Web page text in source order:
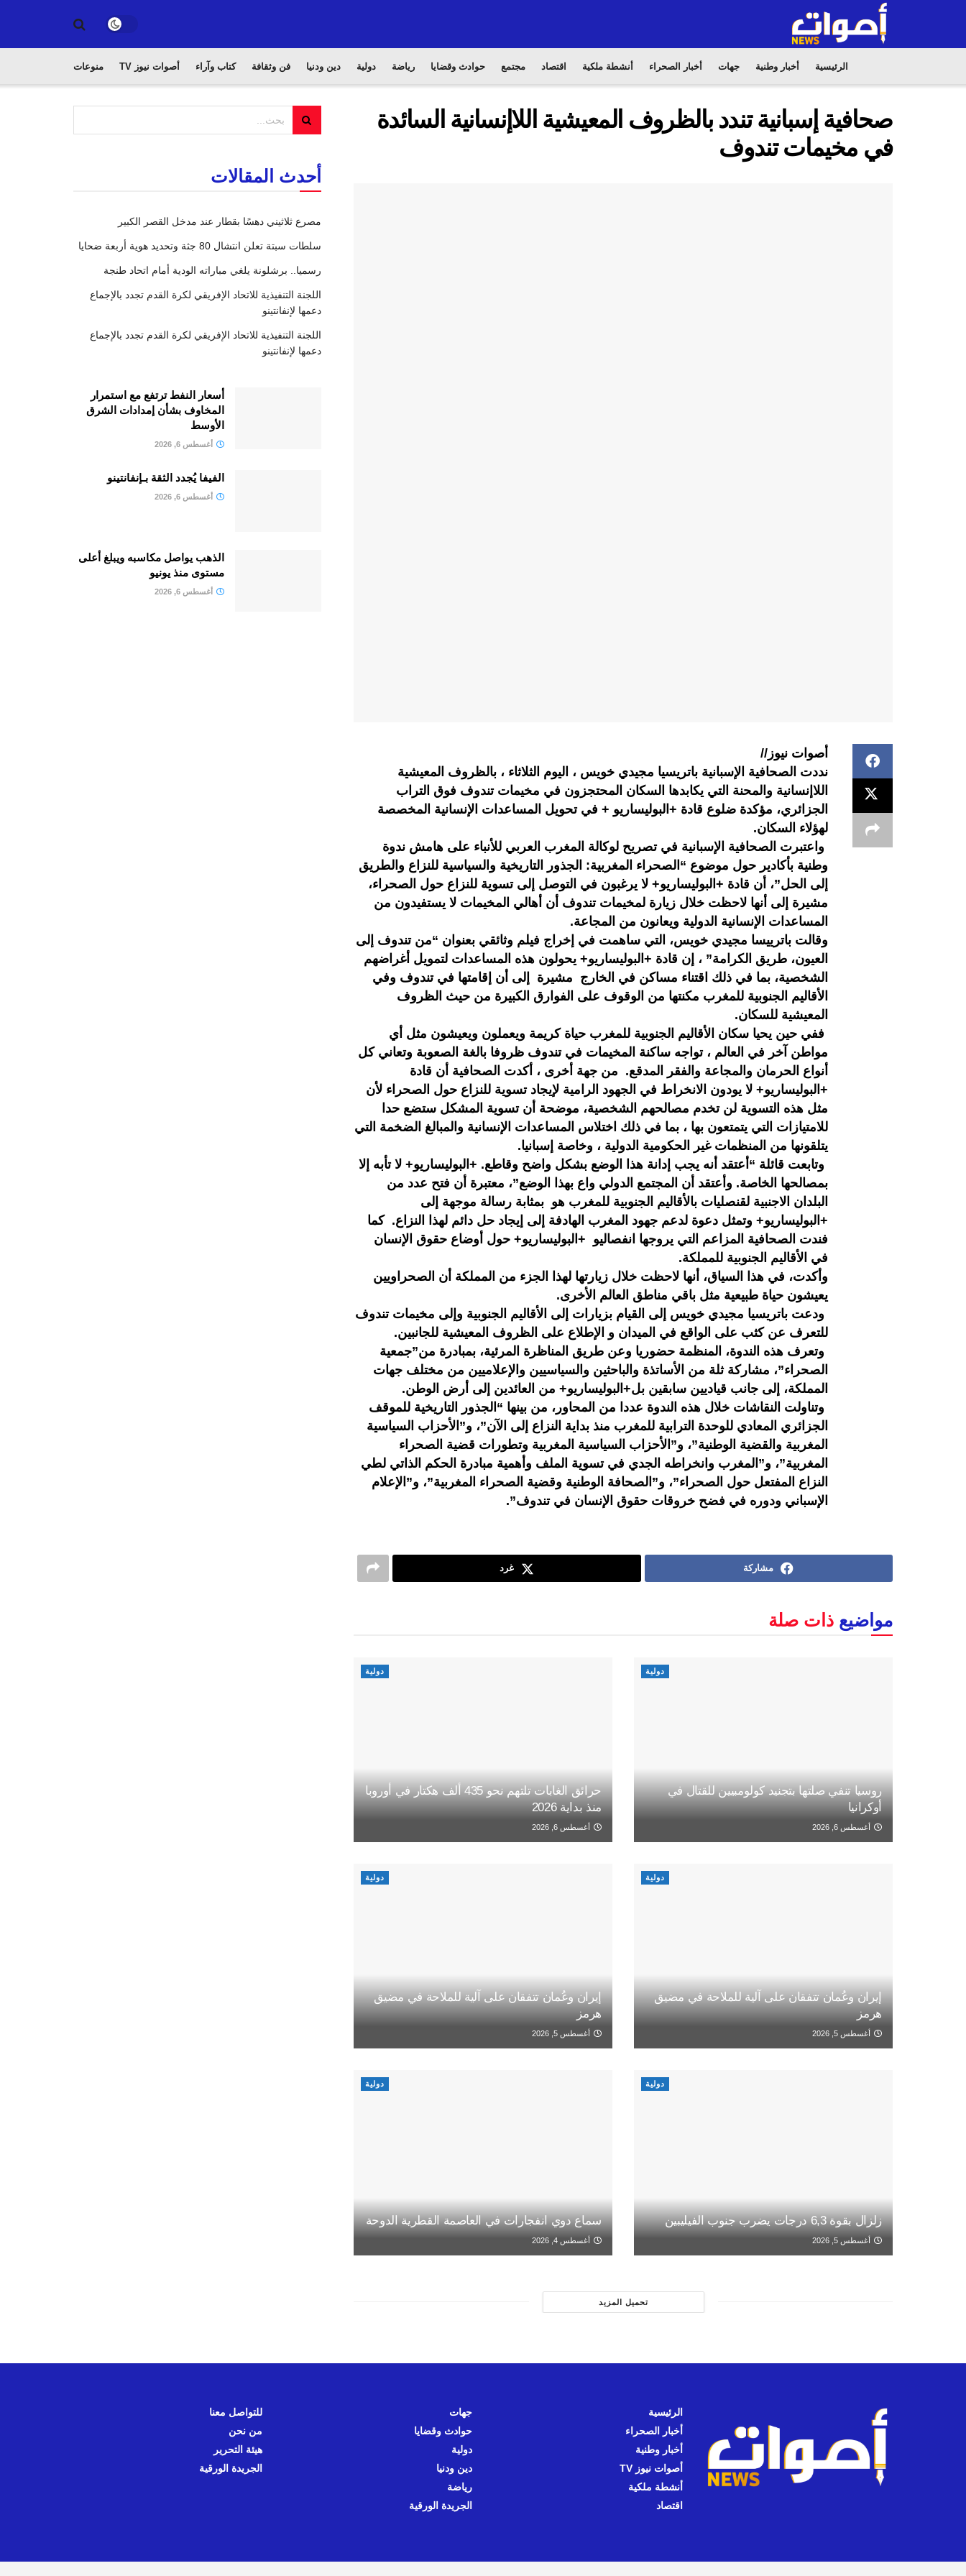
الرئيسية أخبار وطنية جهات أخبار الصحراء أنشطة ملكية اقتصاد مجتمع حوادث وقضايا رياضة دولية دين ودنيا فن وثقافة كتاب وآراء أصوات نيوز TV منوعات
صحافية إسبانية تندد بالظروف المعيشية اللاإنسانية السائدة
في مخيمات تندوف
أصوات نيوز//
نددت الصحافية الإسبانية باتريسيا مجيدي خويس ، اليوم الثلاثاء ، بالظروف المعيشية
اللاإنسانية والمحنة التي يكابدها السكان المحتجزون في مخيمات تندوف فوق التراب
الجزائري، مؤكدة ضلوع قادة +البوليساريو + في تحويل المساعدات الإنسانية المخصصة
لهؤلاء السكان.
واعتبرت الصحافية الإسبانية في تصريح لوكالة المغرب العربي للأنباء على هامش ندوة
وطنية بأكادير حول موضوع “الصحراء المغربية: الجذور التاريخية والسياسية للنزاع والطريق
إلى الحل”، أن قادة +البوليساريو+ لا يرغبون في التوصل إلى تسوية للنزاع حول الصحراء،
مشيرة إلى أنها لاحظت خلال زيارة لمخيمات تندوف أن أهالي المخيمات لا يستفيدون من
المساعدات الإنسانية الدولية ويعانون من المجاعة.
وقالت باترييسا مجيدي خويس، التي ساهمت في إخراج فيلم وثائقي بعنوان “من تندوف إلى
العيون، طريق الكرامة” ، إن قادة +البوليساريو+ يحولون هذه المساعدات لتمويل أغراضهم
الشخصية، بما في ذلك اقتناء مساكن في الخارج مشيرة إلى أن إقامتها في تندوف وفي
الأقاليم الجنوبية للمغرب مكنتها من الوقوف على الفوارق الكبيرة من حيث الظروف
المعيشية للسكان.
ففي حين يحيا سكان الأقاليم الجنوبية للمغرب حياة كريمة ويعملون ويعيشون مثل أي
مواطن آخر في العالم ، تواجه ساكنة المخيمات في تندوف ظروفا بالغة الصعوبة وتعاني كل
أنواع الحرمان والمجاعة والفقر المدقع. من جهة أخرى ، أكدت الصحافية أن قادة
+البوليساريو+ لا يودون الانخراط في الجهود الرامية لإيجاد تسوية للنزاع حول الصحراء لأن
مثل هذه التسوية لن تخدم مصالحهم الشخصية، موضحة أن تسوية المشكل ستضع حدا
للامتيازات التي يتمتعون بها ، بما في ذلك اختلاس المساعدات الإنسانية والمبالغ الضخمة التي
يتلقونها من المنظمات غير الحكومية الدولية ، وخاصة إسبانيا.
وتابعت قائلة “أعتقد أنه يجب إدانة هذا الوضع بشكل واضح وقاطع. +البوليساريو+ لا تأبه إلا
بمصالحها الخاصة. وأعتقد أن المجتمع الدولي واع بهذا الوضع”، معتبرة أن فتح عدد من
البلدان الاجنبية لقنصليات بالأقاليم الجنوبية للمغرب هو بمثابة رسالة موجهة إلى
+البوليساريو+ وتمثل دعوة لدعم جهود المغرب الهادفة إلى إيجاد حل دائم لهذا النزاع. كما
فندت الصحافية المزاعم التي يروجها انفصاليو +البوليساريو+ حول أوضاع حقوق الإنسان
في الأقاليم الجنوبية للمملكة.
وأكدت، في هذا السياق، أنها لاحظت خلال زيارتها لهذا الجزء من المملكة أن الصحراويين
يعيشون حياة طبيعية مثل باقي مناطق العالم الأخرى.
ودعت باتريسيا مجيدي خويس إلى القيام بزيارات إلى الأقاليم الجنوبية وإلى مخيمات تندوف
للتعرف عن كثب على الواقع في الميدان و الإطلاع على الظروف المعيشية للجانبين.
وتعرف هذه الندوة، المنظمة حضوريا وعن طريق المناظرة المرئية، بمبادرة من”جمعية
الصحراء”، مشاركة ثلة من الأساتذة والباحثين والسياسيين والإعلاميين من مختلف جهات
المملكة، إلى جانب قياديين سابقين بل+البوليساريو+ من العائدين إلى أرض الوطن.
وتناولت النقاشات خلال هذه الندوة عددا من المحاور، من بينها “الجذور التاريخية للموقف
الجزائري المعادي للوحدة الترابية للمغرب منذ بداية النزاع إلى الآن”، و”الأحزاب السياسية
المغربية والقضية الوطنية”، و”الأحزاب السياسية المغربية وتطورات قضية الصحراء
المغربية”، و”المغرب وانخراطه الجدي في تسوية الملف وأهمية مبادرة الحكم الذاتي لطي
النزاع المفتعل حول الصحراء”، و”الصحافة الوطنية وقضية الصحراء المغربية”، و”الإعلام
الإسباني ودوره في فضح خروقات حقوق الإنسان في تندوف”.
مشاركة غرد
مواضيع ذات صلة
دولية
روسيا تنفي صلتها بتجنيد كولومبيين للقتال في
أوكرانيا
أغسطس 6, 2026
دولية
حرائق الغابات تلتهم نحو 435 ألف هكتار في أوروبا
منذ بداية 2026
أغسطس 6, 2026
دولية
إيران وعُمان تتفقان على آلية للملاحة في مضيق
هرمز
أغسطس 5, 2026
دولية
إيران وعُمان تتفقان على آلية للملاحة في مضيق
هرمز
أغسطس 5, 2026
دولية
زلزال بقوة 6,3 درجات يضرب جنوب الفيليبين
أغسطس 5, 2026
دولية
سماع دوي انفجارات في العاصمة القطرية الدوحة
أغسطس 4, 2026
تحميل المزيد
أحدث المقالات
مصرع ثلاثيني دهسًا بقطار عند مدخل القصر الكبير
سلطات سبتة تعلن انتشال 80 جثة وتحديد هوية أربعة ضحايا
رسميا.. برشلونة يلغي مباراته الودية أمام اتحاد طنجة
اللجنة التنفيذية للاتحاد الإفريقي لكرة القدم تجدد بالإجماع
دعمها لإنفانتينو
اللجنة التنفيذية للاتحاد الإفريقي لكرة القدم تجدد بالإجماع
دعمها لإنفانتينو
أسعار النفط ترتفع مع استمرار
المخاوف بشأن إمدادات الشرق
الأوسط
أغسطس 6, 2026
الفيفا يُجدد الثقة بـإنفانتينو
أغسطس 6, 2026
الذهب يواصل مكاسبه ويبلغ أعلى
مستوى منذ يونيو
أغسطس 6, 2026
الرئيسية
أخبار الصحراء
أخبار وطنية
أصوات نيوز TV
أنشطة ملكية
اقتصاد
جهات
حوادث وقضايا
دولية
دين ودنيا
رياضة
الجريدة الورقية
للتواصل معنا
من نحن
هيئة التحرير
الجريدة الورقية